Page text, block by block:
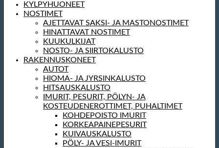
KYLPYHUONEET
NOSTIMET
AJETTAVAT SAKSI- JA MASTONOSTIMET
HINATTAVAT NOSTIMET
KUUKULKIJAT
NOSTO- JA SIIRTOKALUSTO
RAKENNUSKONEET
AUTOT
HIOMA- JA JYRSINKALUSTO
HITSAUSKALUSTO
IMURIT, PESURIT, PÖLYN- JA
KOSTEUDENEROTTIMET, PUHALTIMET
KOHDEPOISTO IMURIT
KORKEAPAINEPESURIT
KUIVAUSKALUSTO
PÖLY- JA VESI-IMURIT